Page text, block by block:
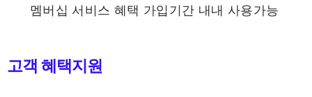
멤버십 서비스 혜택 가입기간 내내 사용가능
고객 혜택지원